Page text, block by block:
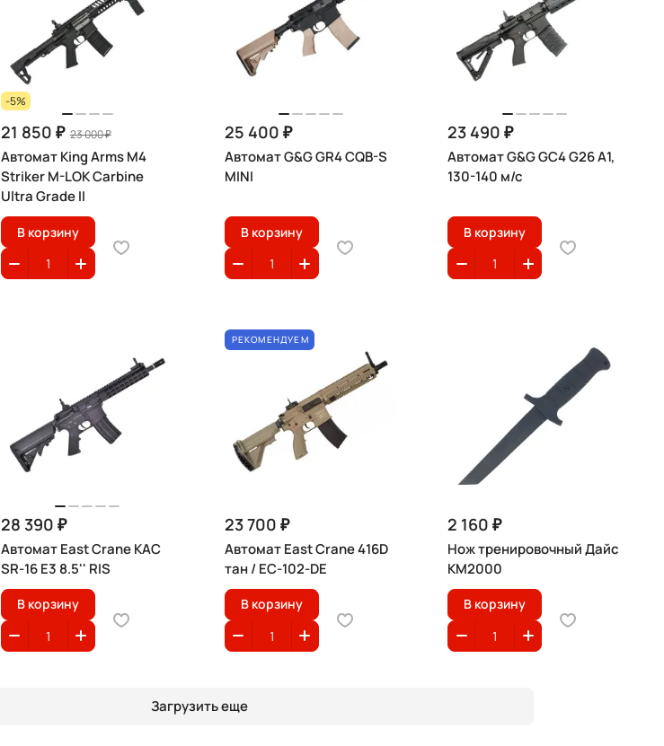
-5%
21 850 ₽ 23 000 ₽
Автомат King Arms M4
Striker M-LOK Carbine
Ultra Grade II
В корзину
25 400 ₽
Автомат G&G GR4 CQB-S
MINI
В корзину
23 490 ₽
Автомат G&G GC4 G26 A1,
130-140 м/с
В корзину
28 390 ₽
Автомат East Crane KAC
SR-16 E3 8.5'' RIS
В корзину
РЕКОМЕНДУЕМ
23 700 ₽
Автомат East Crane 416D
тан / EC-102-DE
В корзину
2 160 ₽
Нож тренировочный Дайс
КМ2000
В корзину
Загрузить еще